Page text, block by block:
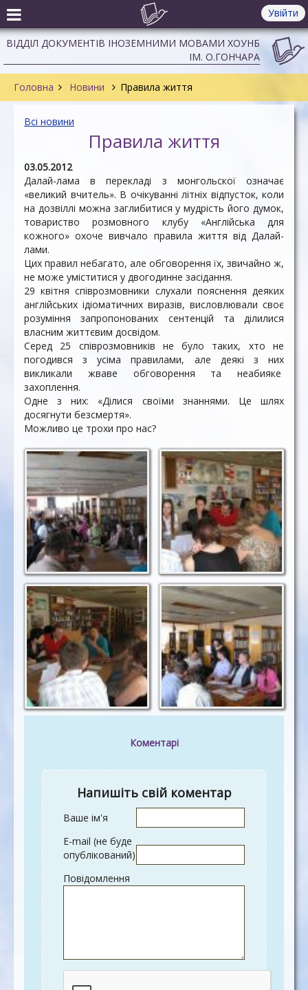
Увійти
ВІДДІЛ ДОКУМЕНТІВ ІНОЗЕМНИМИ МОВАМИ ХОУНБ
ІМ. О.ГОНЧАРА
Головна Новини Правила життя
Всі новини
Правила життя
03.05.2012
Далай-лама в перекладі з монгольскої означає
«великий вчитель». В очікуванні літніх відпусток, коли
на дозвіллі можна заглибитися у мудрість його думок,
товариство розмовного клубу «Англійська для
кожного» охоче вивчало правила життя від Далай-
лами.
Цих правил небагато, але обговорення їх, звичайно ж,
не може уміститися у двогодинне засідання.
29 квітня співрозмовники слухали пояснення деяких
англійських ідіоматичних виразів, висловлювали своє
розуміння запропонованих сентенцій та ділилися
власним життєвим досвідом.
Серед 25 співрозмовників не було таких, хто не
погодився з усіма правилами, але деякі з них
викликали жваве обговорення та неабияке
захоплення.
Одне з них: «Ділися своїми знаннями. Це шлях
досягнути безсмертя».
Можливо це трохи про нас?
Молодь має свій
погляд на правила
життя.
"Старійшина" клубу
висловлює свою
думку.
Несподівана тема
засідання викликає
несподівані думки.
Коментарі
Напишіть свій коментар
Ваше ім'я
E-mail (не буде
опублікований)
Повідомлення